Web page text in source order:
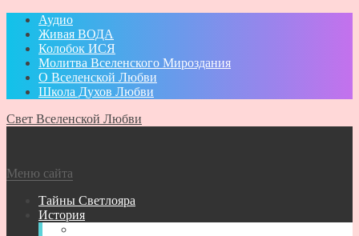
Аудио
Живая ВОДА
Колобок ИСЯ
Молитва Вселенского Мироздания
О Вселенской Любви
Школа Духов Любви
Свет Вселенской Любви
Меню сайта
Тайны Светлояра
История